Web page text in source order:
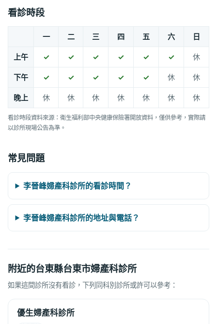
看診時段
一 二 三 四 五 六 日
上午 ✓ ✓ ✓ ✓ ✓ ✓ 休
下午 ✓ ✓ ✓ ✓ ✓ 休 休
晚上 休 休 休 休 休 休 休
看診時段資料來源：衛生福利部中央健康保險署開放資料，僅供參考，實際請
以診所現場公告為準。
常見問題
李晉峰婦產科診所的看診時間？
李晉峰婦產科診所的地址與電話？
附近的台東縣台東市婦產科診所
如果這間診所沒有看診，下列同科別診所或許可以參考：
優生婦產科診所